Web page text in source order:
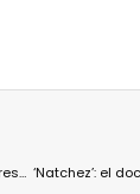
CinePlaza de verano regresa a Matadero Madrid con ‘Superestrellas 3’: música, cine de culto y noches al aire libre